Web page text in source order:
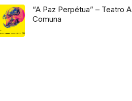
“A Paz Perpétua” – Teatro A
Comuna